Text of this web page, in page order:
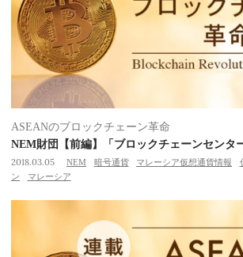
ASEANのブロックチェーン革命
NEM財団【前編】「ブロックチェーンセンタ
2018.03.05 NEM 暗号通貨 マレーシア仮想通貨情報
ン
マレーシア